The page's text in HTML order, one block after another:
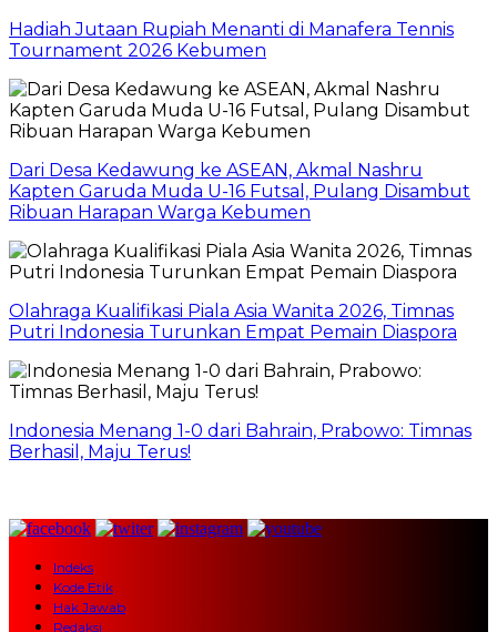
Hadiah Jutaan Rupiah Menanti di Manafera Tennis
Tournament 2026 Kebumen
Dari Desa Kedawung ke ASEAN, Akmal Nashru
Kapten Garuda Muda U-16 Futsal, Pulang Disambut
Ribuan Harapan Warga Kebumen
Olahraga Kualifikasi Piala Asia Wanita 2026, Timnas
Putri Indonesia Turunkan Empat Pemain Diaspora
Indonesia Menang 1-0 dari Bahrain, Prabowo: Timnas
Berhasil, Maju Terus!
Indeks
Kode Etik
Hak Jawab
Redaksi